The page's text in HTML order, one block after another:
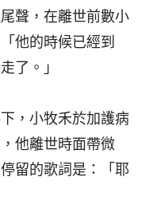
聲，在離世前數小
他的時候已經到
了。」
，小牧禾於加護病
他離世時面帶微
留的歌詞是：「耶